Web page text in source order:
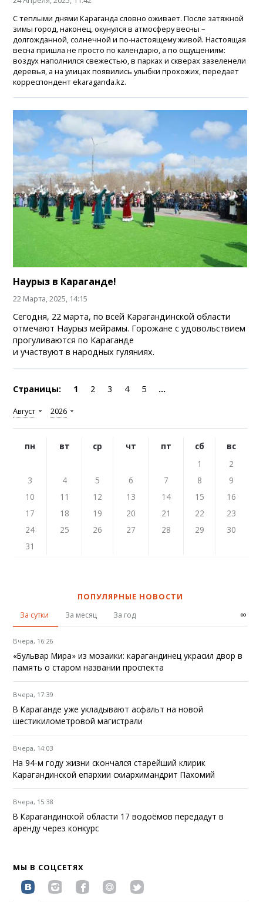
С теплыми днями Караганда словно оживает. После затяжной
зимы город, наконец, окунулся в атмосферу весны –
долгожданной, солнечной и по-настоящему живой. Настоящая
весна пришла не просто по календарю, а по ощущениям:
воздух наполнился свежестью, в парках и скверах зазеленели
деревья, а на улицах появились улыбки прохожих, передает
корреспондент ekaraganda.kz.
Наурыз в Караганде!
22 Марта, 2025, 14:15
Сегодня, 22 марта, по всей Карагандинской области
отмечают Наурыз мейрамы. Горожане с удовольствием
прогуливаются по Караганде
и участвуют в народных гуляниях.
Страницы: 1 2 3 4 5 ...
Август 2026
пн вт ср чт пт сб
вс
1
2
3
4 5 6 7 8
9
10
11 12 13 14 15
16
17
18 19 20 21 22
23
24
25 26 27 28 29
30
31
ПОПУЛЯРНЫЕ НОВОСТИ
За сутки За месяц За год ∞
Вчера, 16:26
«Бульвар Мира» из мозаики: карагандинец украсил двор в
память о старом названии проспекта
Вчера, 17:39
В Караганде уже укладывают асфальт на новой
шестикилометровой магистрали
Вчера, 14:03
На 94-м году жизни скончался старейший клирик
Карагандинской епархии схиархимандрит Пахомий
Вчера, 15:38
В Карагандинской области 17 водоёмов передадут в
аренду через конкурс
МЫ В СОЦСЕТЯХ